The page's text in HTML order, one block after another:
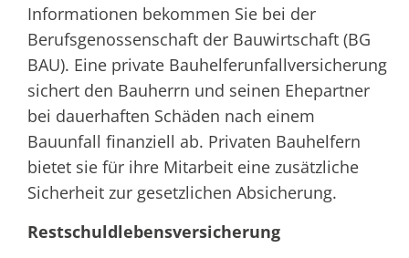
Informationen bekommen Sie bei der
Berufsgenossenschaft der Bauwirtschaft (BG
BAU). Eine private Bauhelferunfallversicherung
sichert den Bauherrn und seinen Ehepartner
bei dauerhaften Schäden nach einem
Bauunfall finanziell ab. Privaten Bauhelfern
bietet sie für ihre Mitarbeit eine zusätzliche
Sicherheit zur gesetzlichen Absicherung.
Restschuldlebensversicherung